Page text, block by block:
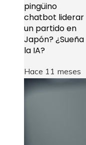
pingüino
chatbot liderar
un partido en
Japón? ¿Sueña
la IA?
Hace 11 meses